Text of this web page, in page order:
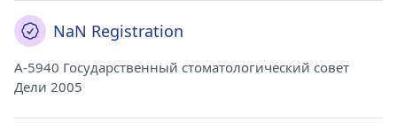
NaN Registration
A-5940 Государственный стоматологический совет
Дели 2005